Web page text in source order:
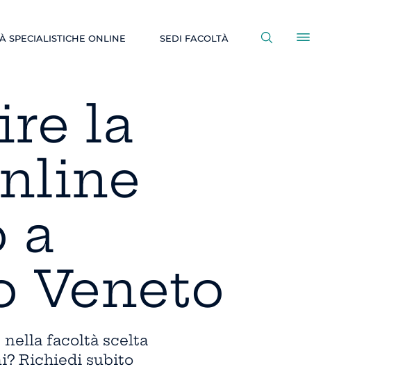
SPECIALISTICHE ONLINE SEDI FACOLTÀ
la
a
Veneto
nella facoltà scelta
Richiedi subito